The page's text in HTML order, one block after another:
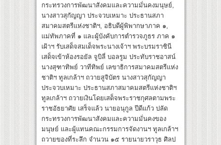
กระทรวงการพัฒนาสังคมและความมั่นคงมนุษย์,
นางสาวสุกัญญา ประจวบเหมาะ ประธานสภา
สมาคมสตรีแห่งชาติฯ, อธิบดีผู้พิพากษาภาค ๑,
แม่ทัพภาคที่ ๑ และผู้บังคับการตำรวจภูธร ภาค ๑
เฝ้าฯ รับเสด็จสมเด็จพระนางเจ้าฯ พระบรมราชินี
เสด็จเข้าห้องรอยัล จูบิลี่ บอลรูม ประทับราชอาสน์
นางสุฑาทิพย์ วาทีทิพย์ เลขาธิการสมาคมสตรีแห่ง
ชาติฯ ทูลเกล้าฯ ถวายสูจิบัตร นางสาวสุกัญญา
ประจวบเหมาะ ประธานสภาสมาคมสตรีแห่งชาติฯ
ทูลเกล้าฯ ถวายเงินโดยเสด็จพระราชกุศลตามพระ
ราชอัธยาศัย เสร็จแล้ว นายอนุกูล ปีดีแก้ว ปลัด
กระทรวงการพัฒนาสังคมและความมั่นคงของ
มนุษย์ และผู้แทนคณะกรรมการจัดงานฯ ทูลเกล้าฯ
ถวายของที่ระลึก จำนวน ๑๕ รายนายวราวุธ ศิลป